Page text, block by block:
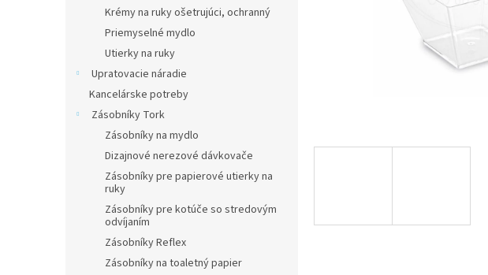
Krémy na ruky ošetrujúci, ochranný
Priemyselné mydlo
Utierky na ruky
Upratovacie náradie
Kancelárske potreby
Zásobníky Tork
Zásobníky na mydlo
Dizajnové nerezové dávkovače
Zásobníky pre papierové utierky na
ruky
Zásobníky pre kotúče so stredovým
odvíjaním
Zásobníky Reflex
Zásobníky na toaletný papier